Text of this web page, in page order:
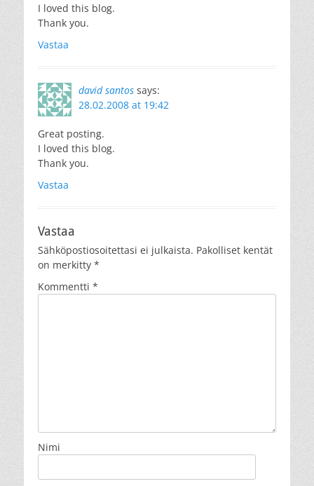
I loved this blog.
Thank you.
Vastaa
david santos says:
28.02.2008 at 19:42
Great posting.
I loved this blog.
Thank you.
Vastaa
Vastaa
Sähköpostiosoitettasi ei julkaista. Pakolliset kentät
on merkitty *
Kommentti *
Nimi